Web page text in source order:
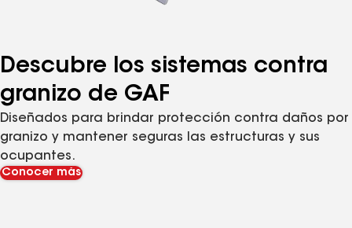
Descubre los sistemas contra
granizo de GAF
Diseñados para brindar protección contra daños por
granizo y mantener seguras las estructuras y sus
ocupantes.
Conocer más